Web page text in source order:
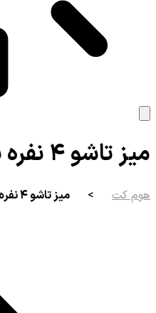
میز تاشو ۴ نفره پایه فلزی
هوم کت > میز تاشو ۴ نفره پایه فلزی